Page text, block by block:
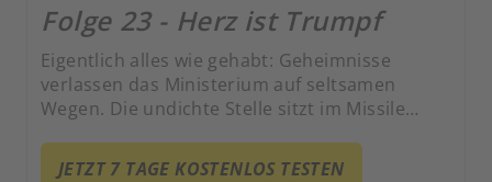
Folge 23 - Herz ist Trumpf
Eigentlich alles wie gehabt: Geheimnisse
verlassen das Ministerium auf seltsamen
Wegen. Die undichte Stelle sitzt im Missile
JETZT 7 TAGE KOSTENLOS TESTEN